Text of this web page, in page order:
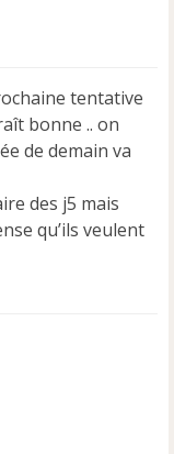
tentative
bonne .. on
de demain va
des j5 mais
qu’ils veulent